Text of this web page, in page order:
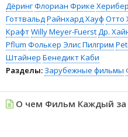
ДёрингФлориан Фрике
ГоттвальдРайнхард Хауф Отто
КрафтWilly Meyer-FuerstДр.
Pflum Фолькер Элис Пилгрим
Штайнер Бенедикт Каби
Разделы: Зарубежные фильмы
О чем Фильм Каждый за